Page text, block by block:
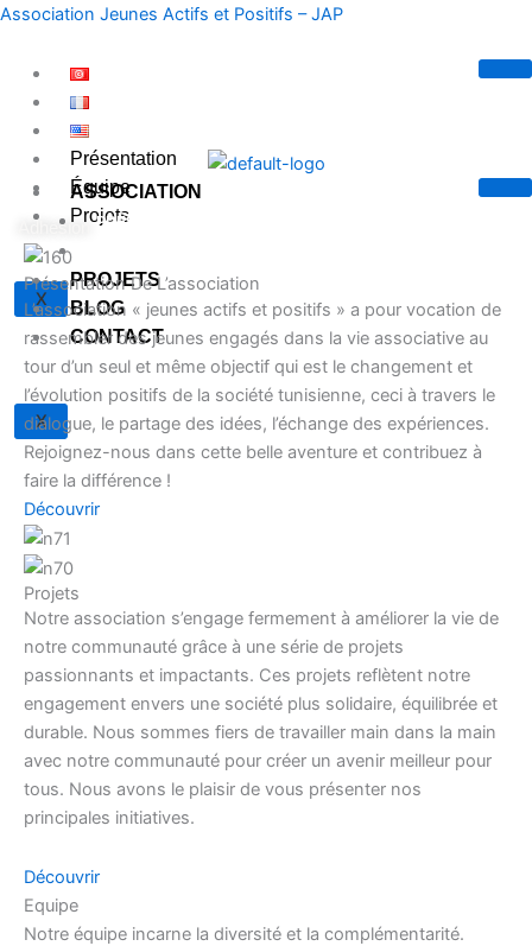
Aller
contenu
Association Jeunes Actifs et Positifs – JAP
Présentation
Équipe
Projets
X
ASSOCIATION
PRÉSENTATION DE L’ASSOCIATION
PROJETS
BLOG
CONTACT
X
Adhésion
Présentation De L’association
L’association « jeunes actifs et positifs » a pour vocation de
rassembler des jeunes engagés dans la vie associative au
tour d’un seul et même objectif qui est le changement et
l’évolution positifs de la société tunisienne, ceci à travers le
dialogue, le partage des idées, l’échange des expériences.
Rejoignez-nous dans cette belle aventure et contribuez à
faire la différence !
Découvrir
Projets
Notre association s’engage fermement à améliorer la vie de
notre communauté grâce à une série de projets
passionnants et impactants. Ces projets reflètent notre
engagement envers une société plus solidaire, équilibrée et
durable. Nous sommes fiers de travailler main dans la main
avec notre communauté pour créer un avenir meilleur pour
tous. Nous avons le plaisir de vous présenter nos
principales initiatives.
Découvrir
Equipe
Notre équipe incarne la diversité et la complémentarité.